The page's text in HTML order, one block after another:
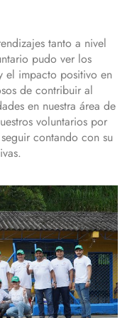
tanto a nivel
pudo ver los
el impacto positivo en
de contribuir al
en nuestra área de
voluntarios por
contando con su